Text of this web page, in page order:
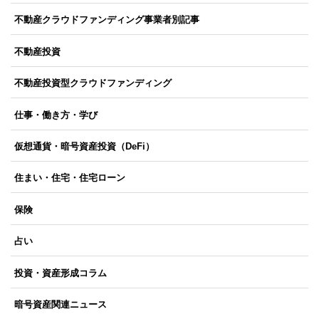
不動産クラウドファンディング事業者別記事
不動産投資
不動産投資型クラウドファンディング
仕事・働き方・学び
仮想通貨・暗号資産投資（DeFi）
住まい・住宅・住宅ローン
保険
占い
投資・資産形成コラム
暗号資産関連ニュース